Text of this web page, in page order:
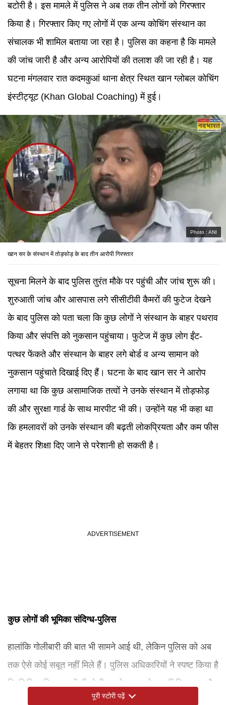
बटोरी है। इस मामले में पुलिस ने अब तक तीन लोगों को गिरफ्तार
किया है। गिरफ्तार किए गए लोगों में एक अन्य कोचिंग संस्थान का
संचालक भी शामिल बताया जा रहा है। पुलिस का कहना है कि मामले
की जांच जारी है और अन्य आरोपियों की तलाश की जा रही है। यह
घटना मंगलवार रात कदमकुआं थाना क्षेत्र स्थित खान ग्लोबल कोचिंग
इंस्टीट्यूट (Khan Global Coaching) में हुई।
Photo : ANI
खान सर के संस्थान में तोड़फोड़ के बाद तीन आरोपी गिरफ्तार
सूचना मिलने के बाद पुलिस तुरंत मौके पर पहुंची और जांच शुरू की।
शुरुआती जांच और आसपास लगे सीसीटीवी कैमरों की फुटेज देखने
के बाद पुलिस को पता चला कि कुछ लोगों ने संस्थान के बाहर पथराव
किया और संपत्ति को नुकसान पहुंचाया। फुटेज में कुछ लोग ईंट-
पत्थर फेंकते और संस्थान के बाहर लगे बोर्ड व अन्य सामान को
नुकसान पहुंचाते दिखाई दिए हैं। घटना के बाद खान सर ने आरोप
लगाया था कि कुछ असामाजिक तत्वों ने उनके संस्थान में तोड़फोड़
की और सुरक्षा गार्ड के साथ मारपीट भी की। उन्होंने यह भी कहा था
कि हमलावरों को उनके संस्थान की बढ़ती लोकप्रियता और कम फीस
में बेहतर शिक्षा दिए जाने से परेशानी हो सकती है।
कुछ लोगों की भूमिका संदिग्ध-पुलिस
हालांकि गोलीबारी की बात भी सामने आई थी, लेकिन पुलिस को अब
तक ऐसे कोई सबूत नहीं मिले हैं। पुलिस अधिकारियों ने स्पष्ट किया है
कि लिखित शिकायत में भी गोली चलने का उल्लेख नहीं किया गया है।
जांच के दौरान पुलिस ने एक प्रतिद्वंद्वी कोचिंग संस्थान से जुड़े कुछ
पूरी स्टोरी पढ़ें